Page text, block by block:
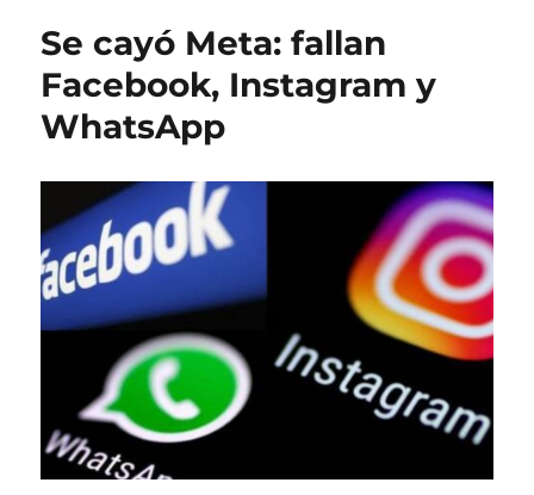
Se cayó Meta: fallan
Facebook, Instagram y
WhatsApp